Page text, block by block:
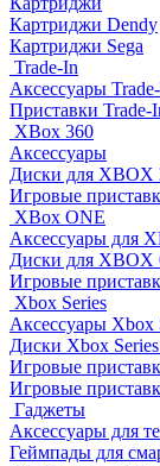
Картриджи Dendy
Картриджи Sega
Trade-In
Аксессуары
Приставки Trade-
XBox 360
Аксессуары
Диски для XBOX
Игровые
XBox ONE
Аксессуары для
Диски для XBOX
Игровые
Xbox Series
Аксессуары Xbox
Диски Xbox
Игровые
Игровые
Гаджеты
Аксессуары для
Геймпады для